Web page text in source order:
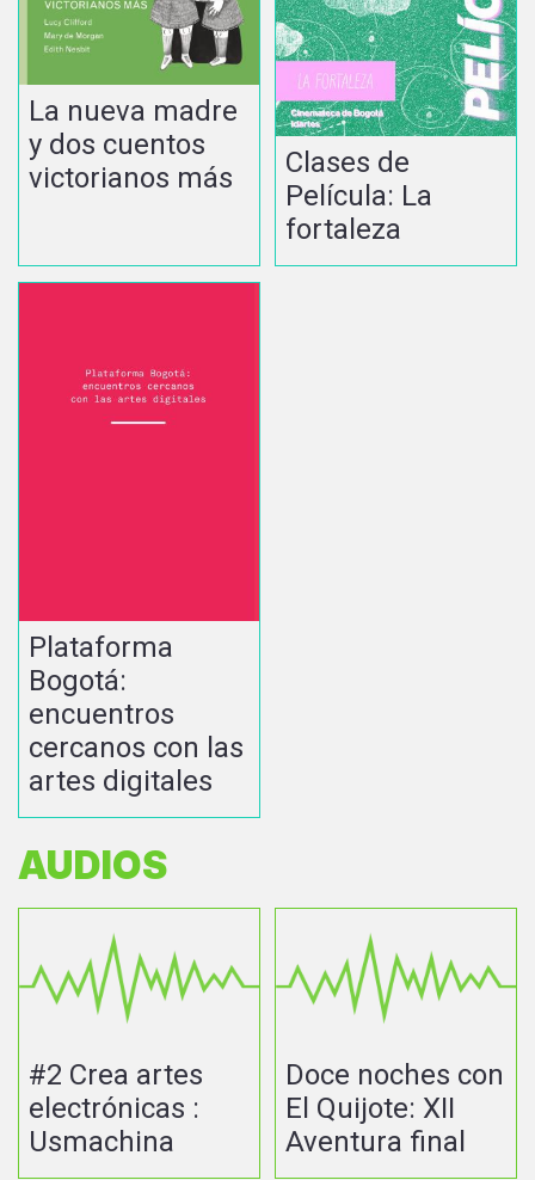
La nueva madre
y dos cuentos
victorianos más
Clases de
Película: La
fortaleza
Plataforma
Bogotá:
encuentros
cercanos con las
artes digitales
AUDIOS
#2 Crea artes
electrónicas :
Usmachina
Doce noches con
El Quijote: XII
Aventura final